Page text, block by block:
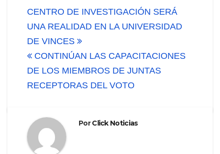
Navegación
de
entradas
CENTRO DE INVESTIGACIÓN SERÁ
UNA REALIDAD EN LA UNIVERSIDAD
DE VINCES
CONTINÚAN LAS CAPACITACIONES
DE LOS MIEMBROS DE JUNTAS
RECEPTORAS DEL VOTO
PorClick Noticias